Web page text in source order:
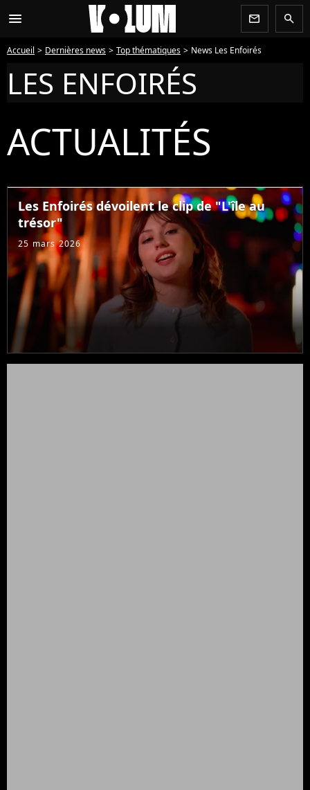
menu newsletter search
Accueil Dernières news Top thématiques News Les Enfoirés
LES ENFOIRÉS
ACTUALITÉS
Les Enfoirés dévoilent le clip de "L'île au
trésor"
25 mars 2026